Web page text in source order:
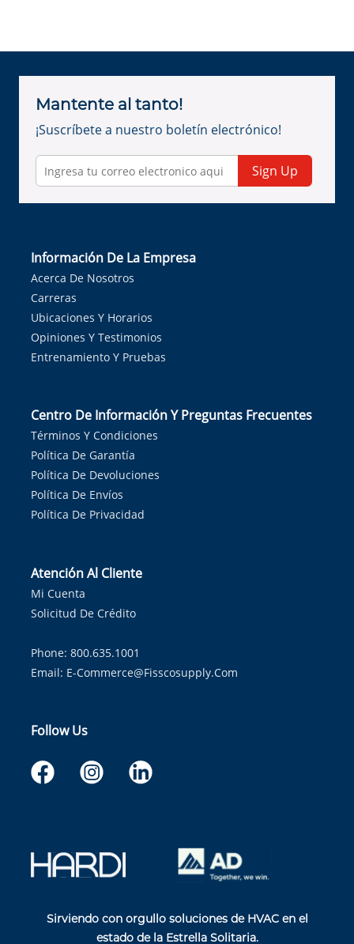
Mantente al tanto!
¡Suscríbete a nuestro boletín electrónico!
Sign Up
Información De La Empresa
Acerca De Nosotros
Carreras
Ubicaciones Y Horarios
Opiniones Y Testimonios
Entrenamiento Y Pruebas
Centro De Información Y Preguntas Frecuentes
Términos Y Condiciones
Política De Garantía
Política De Devoluciones
Política De Envíos
Política De Privacidad
Atención Al Cliente
Mi Cuenta
Solicitud De Crédito
Phone: 800.635.1001
Email: E-Commerce@fisscosupply.com
Follow Us
Sirviendo con orgullo soluciones de HVAC en el
estado de la Estrella Solitaria.